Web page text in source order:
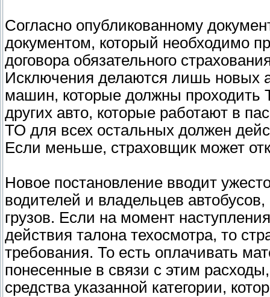
Согласно опубликованному
документом, который необходимо
договора обязательного
Исключения делаются лишь новых
машин, которые должны проходить
других авто, которые работают в
ТО для всех остальных должен
Если меньше, страховщик может
Новое постановление вводит
водителей и владельцев
грузов. Если на момент
действия талона техосмотра, то
требования. То есть оплачивать
понесенные в связи с этим
средства указанной категории,